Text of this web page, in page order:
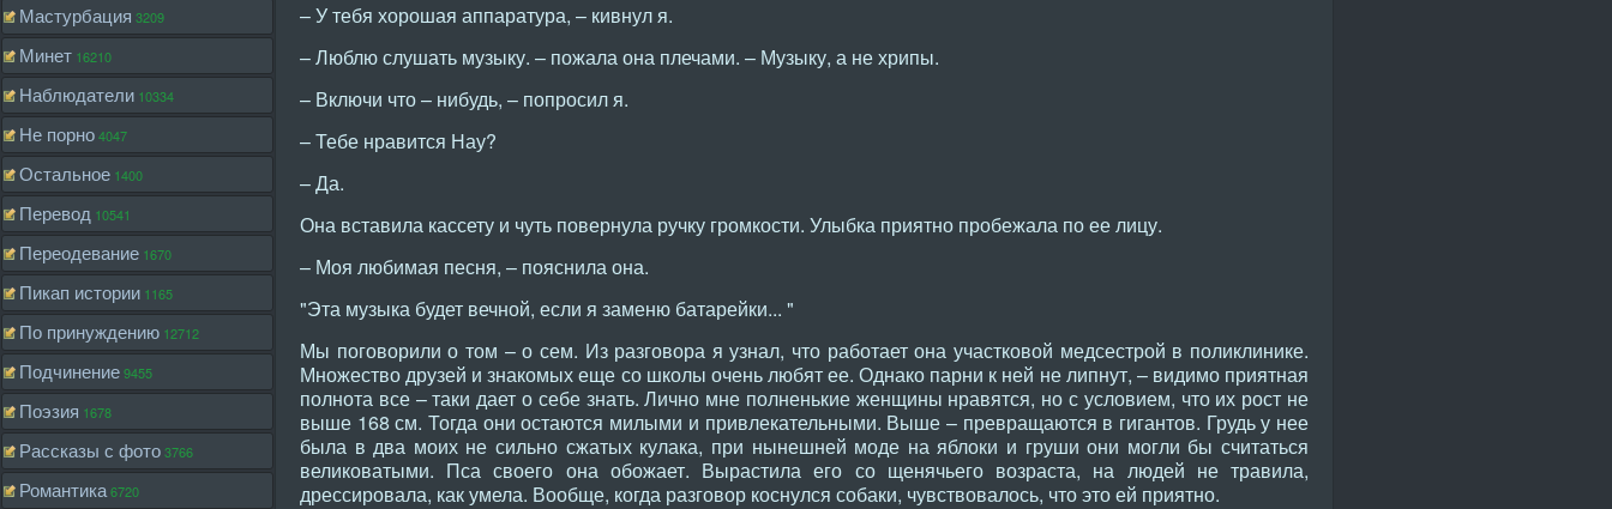
Мастурбация 3209
Минет 16210
Наблюдатели 10334
Не порно4047
Остальное 1400
Перевод 10541
Переодевание 1670
Пикап истории 1165
По принуждению 12712
Подчинение9455
Поэзия 1678
Рассказы с фото3766
Романтика6720
– У тебя хорошая аппаратура, – кивнул я.
– Люблю слушать музыку. – пожала она плечами. – Музыку, а не хрипы.
– Включи что – нибудь, – попросил я.
– Тебе нравится Нау?
– Да.
Она вставила кассету и чуть повернула ручку громкости. Улыбка приятно пробежала по ее лицу.
– Моя любимая песня, – пояснила она.
"Эта музыка будет вечной, если я заменю батарейки... "
Мы поговорили о том – о сем. Из разговора я узнал, что работает она участковой медсестрой в поликлинике.
Множество друзей и знакомых еще со школы очень любят ее. Однако парни к ней не липнут, – видимо приятная
полнота все – таки дает о себе знать. Лично мне полненькие женщины нравятся, но с условием, что их рост не
выше 168 см. Тогда они остаются милыми и привлекательными. Выше – превращаются в гигантов. Грудь у нее
была в два моих не сильно сжатых кулака, при нынешней моде на яблоки и груши они могли бы считаться
великоватыми. Пса своего она обожает. Вырастила его со щенячьего возраста, на людей не травила,
дрессировала, как умела. Вообще, когда разговор коснулся собаки, чувствовалось, что это ей приятно.